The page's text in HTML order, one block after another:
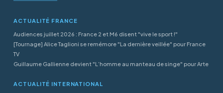
ACTUALITÉ FRANCE
Audiences juillet 2026 : France 2 et M6 disent "vive le sport !"
[Tournage] Alice Taglioni se remémore "La dernière veillée" pour France
TV
Guillaume Gallienne devient "L’homme au manteau de singe" pour Arte
ACTUALITÉ INTERNATIONAL